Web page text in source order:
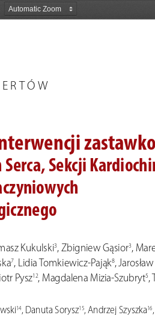
TÓW
Sekcji
Kukulski3 , Zbigniew Gąsior3 ,
7 , Lidia Tomkiewicz-Pająk8,
Pysz12, Magdalena Mizia-Szubryt5
14 , Danuta Sorysz15 , Andrzej Szyszka16